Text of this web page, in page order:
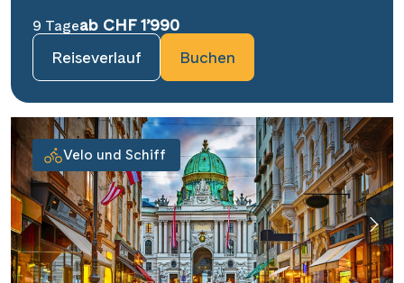
9 Tageab CHF 1’990
Reiseverlauf
Buchen
Velo und Schiff